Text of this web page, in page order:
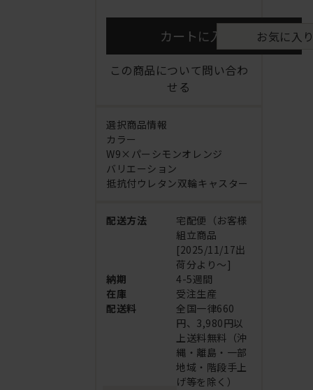
カートに入れる お気に入
この商品について問い合わ
せる
選択商品情報
カラー
W9×パーシモンオレンジ
バリエーション
抵抗付ウレタン双輪キャスター
配送方法
宅配便（お客様
組立商品
[2025/11/17出
荷分より～]
納期
4-5週間
在庫
受注生産
配送料
全国一律660
円、3,980円以
上送料無料（沖
縄・離島・一部
地域・階段手上
げ等を除く）